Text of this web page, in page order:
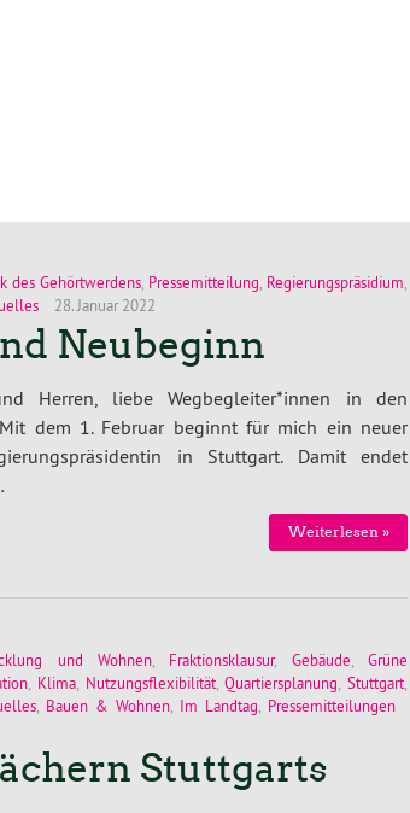
des Gehörtwerdens Pressemitteilung Regierungspräsidium
28. Januar 2022
Neubeginn
Herren, liebe Wegbegleiter*innen in den
dem 1. Februar beginnt für mich ein neuer
in Stuttgart. Damit endet
Weiterlesen »
und Wohnen Fraktionsklausur, Gebäude ,Grüne
Klima, Nutzungsflexibilität,Quartiersplanung ,Stuttgart
Bauen & Wohnen Im Landtag
Pressemitteilungen
Stuttgarts